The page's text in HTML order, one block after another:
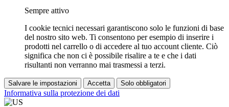
Sempre attivo
I cookie tecnici necessari garantiscono solo le funzioni di base
del nostro sito web. Ti consentono per esempio di inserire i
prodotti nel carrello o di accedere al tuo account cliente. Ciò
significa che non ci è possibile risalire a te e che i dati
risultanti non verranno mai trasmessi a terzi.
Salvare le impostazioni Accetta Solo obbligatori
Informativa sulla protezione dei dati